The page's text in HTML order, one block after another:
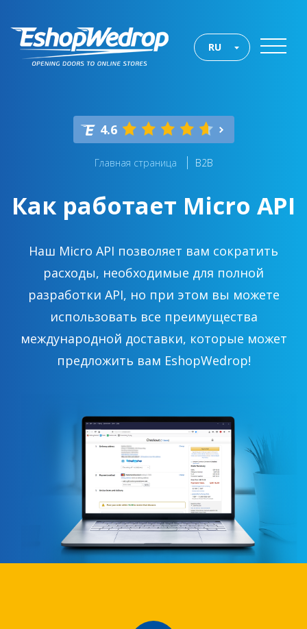
RU
4.6
Главная страница B2B
Как работает Micro API
Наш Micro API позволяет вам сократить
расходы, необходимые для полной
разработки API, но при этом вы можете
использовать все преимущества
международной доставки, которые может
предложить вам EshopWedrop!